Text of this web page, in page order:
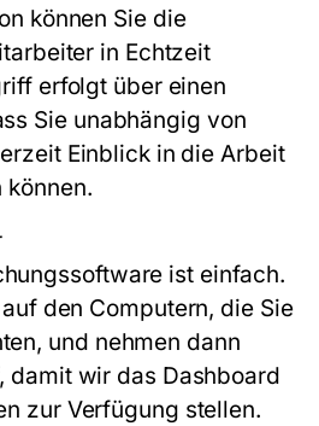
können Sie die
in Echtzeit
erfolgt über einen
Sie unabhängig von
Einblick in die Arbeit
können.
ist einfach.
den Computern, die Sie
und nehmen dann
damit wir das Dashboard
zur Verfügung stellen.